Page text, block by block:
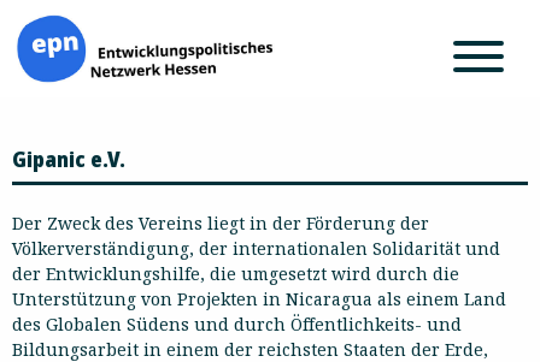
Inhalt
springen
Gipanic e.V.
Der Zweck des Vereins liegt in der Förderung der
Völkerverständigung, der internationalen Solidarität und
der Entwicklungshilfe, die umgesetzt wird durch die
Unterstützung von Projekten in Nicaragua als einem Land
des Globalen Südens und durch Öffentlichkeits- und
Bildungsarbeit in einem der reichsten Staaten der Erde,